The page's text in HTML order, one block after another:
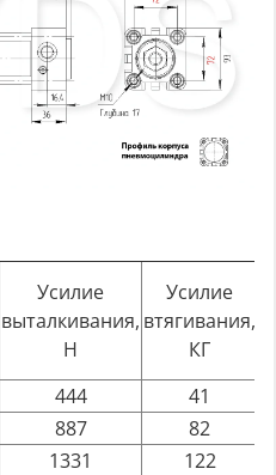
Усилие
выталкивания,
Н
Усилие
втягивания,
КГ
444
41
887
82
1331
122